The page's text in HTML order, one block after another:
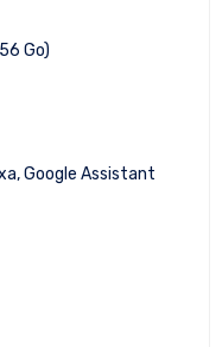
Go)
Google Assistant